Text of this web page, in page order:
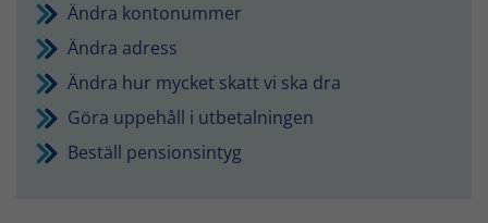
Ändra kontonummer
Ändra adress
Ändra hur mycket skatt vi ska dra
Göra uppehåll i utbetalningen
Beställ pensionsintyg